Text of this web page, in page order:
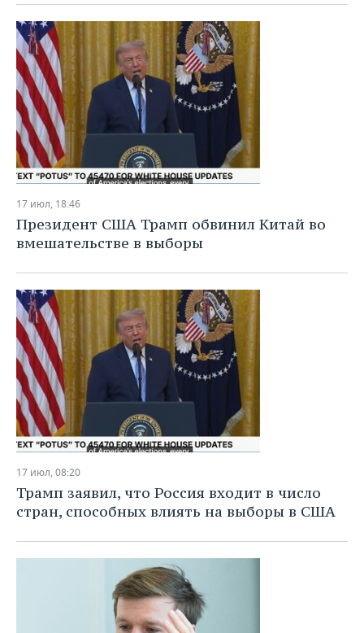
17 июл, 18:46
Президент США Трамп обвинил Китай во
вмешательстве в выборы
17 июл, 08:20
Трамп заявил, что Россия входит в число
стран, способных влиять на выборы в США